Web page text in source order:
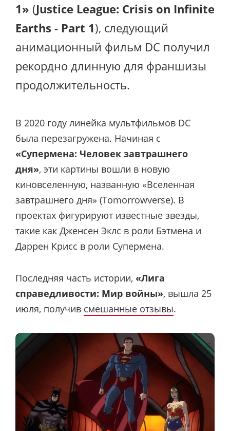
1» (Justice League: Crisis on Infinite
Earths - Part 1), следующий
анимационный фильм DC получил
рекордно длинную для франшизы
продолжительность.
В 2020 году линейка мультфильмов DC
была перезагружена. Начиная с
«Супермена: Человек завтрашнего
дня», эти картины вошли в новую
киновселенную, названную «Вселенная
завтрашнего дня» (Tomorrowverse). В
проектах фигурируют известные звезды,
такие как Дженсен Эклс в роли Бэтмена и
Даррен Крисс в роли Супермена.
Последняя часть истории, «Лига
справедливости: Мир войны», вышла 25
июля, получив смешанные отзывы.